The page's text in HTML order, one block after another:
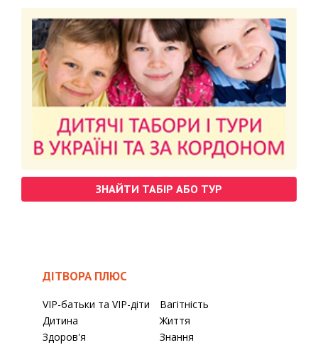
ЗНАЙТИ ТАБІР АБО ТУР
ДІТВОРА ПЛЮС
VIP-батьки та VIP-діти
Вагітність
Дитина
Життя
Здоров'я
Знання